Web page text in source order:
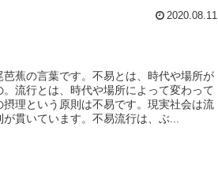
2020.08.11
芭蕉の言葉です。不易とは、時代や場所が
流行とは、時代や場所によって変わって
理という原則は不易です。現実社会は流
貫いています。不易流行は、ぶ...